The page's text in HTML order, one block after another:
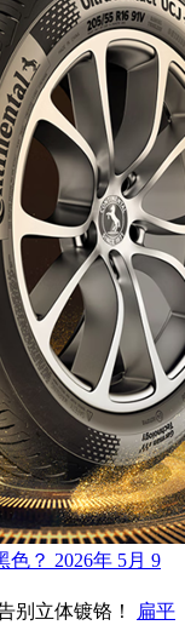
色？ 2026年 5月 9
扁平